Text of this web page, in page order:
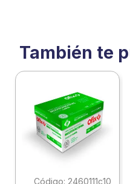
También te
: 2460111c10